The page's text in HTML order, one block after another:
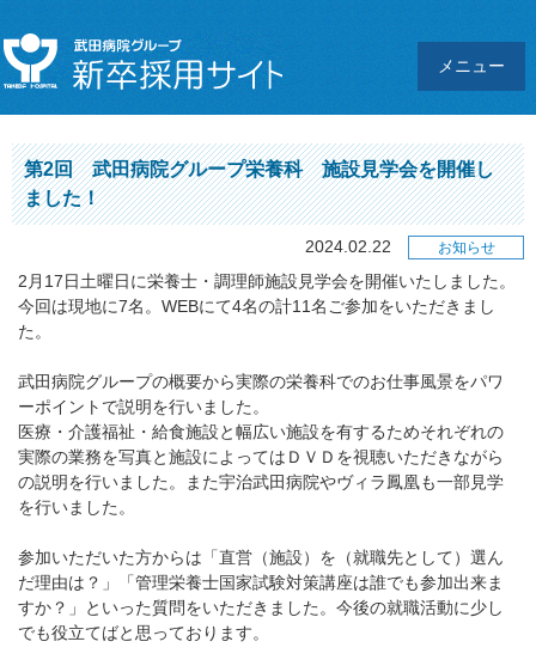
メニュー
第2回 武田病院グループ栄養科 施設見学会を開催し
ました！
2024.02.22 お知らせ
2月17日土曜日に栄養士・調理師施設見学会を開催いたしました。
今回は現地に7名。WEBにて4名の計11名ご参加をいただきまし
た。
武田病院グループの概要から実際の栄養科でのお仕事風景をパワ
ーポイントで説明を行いました。
医療・介護福祉・給食施設と幅広い施設を有するためそれぞれの
実際の業務を写真と施設によってはＤＶＤを視聴いただきながら
の説明を行いました。また宇治武田病院やヴィラ鳳凰も一部見学
を行いました。
参加いただいた方からは「直営（施設）を（就職先として）選ん
だ理由は？」「管理栄養士国家試験対策講座は誰でも参加出来ま
すか？」といった質問をいただきました。今後の就職活動に少し
でも役立てばと思っております。